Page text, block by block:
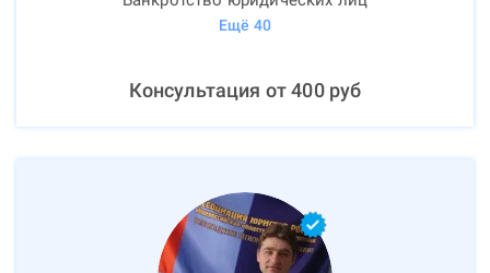
Ещё 40
Консультация от400руб